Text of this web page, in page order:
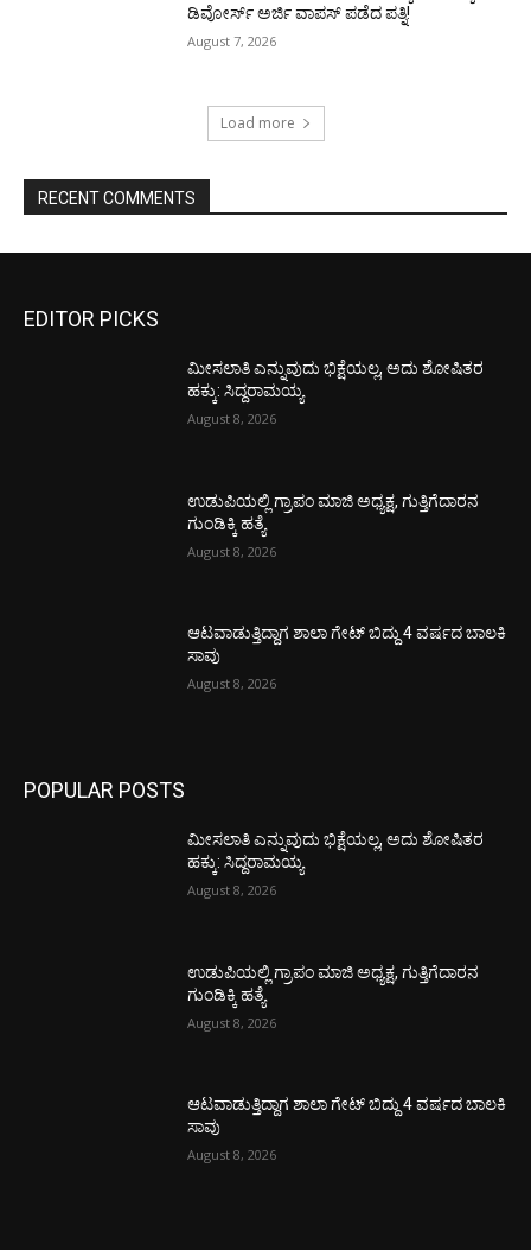
ಡಿವೋರ್ಸ್‌ ಅರ್ಜಿ ವಾಪಸ್‌ ಪಡೆದ ಪತ್ನಿ!
August 7, 2026
Load more
RECENT COMMENTS
EDITOR PICKS
ಮೀಸಲಾತಿ ಎನ್ನುವುದು ಭಿಕ್ಷೆಯಲ್ಲ, ಅದು ಶೋಷಿತರ
ಹಕ್ಕು: ಸಿದ್ದರಾಮಯ್ಯ
August 8, 2026
ಉಡುಪಿಯಲ್ಲಿ ಗ್ರಾಪಂ ಮಾಜಿ ಅಧ್ಯಕ್ಷ, ಗುತ್ತಿಗೆದಾರನ
ಗುಂಡಿಕ್ಕಿ ಹತ್ಯೆ
August 8, 2026
ಆಟವಾಡುತ್ತಿದ್ದಾಗ ಶಾಲಾ ಗೇಟ್‌ ಬಿದ್ದು 4 ವರ್ಷದ ಬಾಲಕಿ
ಸಾವು
August 8, 2026
POPULAR POSTS
ಮೀಸಲಾತಿ ಎನ್ನುವುದು ಭಿಕ್ಷೆಯಲ್ಲ, ಅದು ಶೋಷಿತರ
ಹಕ್ಕು: ಸಿದ್ದರಾಮಯ್ಯ
August 8, 2026
ಉಡುಪಿಯಲ್ಲಿ ಗ್ರಾಪಂ ಮಾಜಿ ಅಧ್ಯಕ್ಷ, ಗುತ್ತಿಗೆದಾರನ
ಗುಂಡಿಕ್ಕಿ ಹತ್ಯೆ
August 8, 2026
ಆಟವಾಡುತ್ತಿದ್ದಾಗ ಶಾಲಾ ಗೇಟ್‌ ಬಿದ್ದು 4 ವರ್ಷದ ಬಾಲಕಿ
ಸಾವು
August 8, 2026